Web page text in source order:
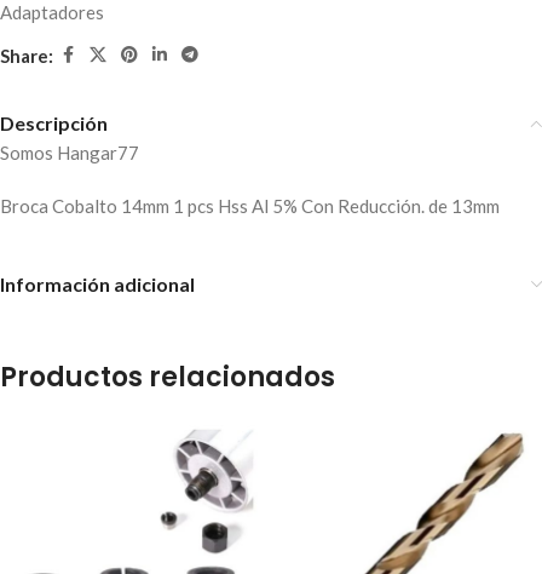
Adaptadores
Share:
Descripción
Somos Hangar77
Broca Cobalto 14mm 1 pcs Hss Al 5% Con Reducción. de 13mm
Información adicional
Productos relacionados